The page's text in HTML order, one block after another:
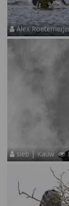
Alex
sieb | Kauw